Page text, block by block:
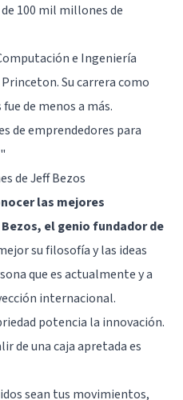
100 mil millones de
e Ingeniería
Su carrera como
de menos a más.
de emprendedores para
de Jeff Bezos
las mejores
el genio fundador de
su filosofía y las ideas
que es actualmente y a
internacional.
potencia la innovación.
de una caja apretada es
sean tus movimientos,